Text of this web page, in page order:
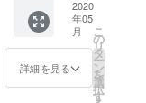
コー
ヒー豆
をご用
すの
で、絶
場合、
途中で
が変更
になる
して
は、別
途メー
案内し
ます。
備考欄
にお願
いしま
す。指
定がな
初心者
向けに
考えら
れた座
学と実
む、3時
リング
サービ
スしま
す。 交
通費は
別とな
2020
年05
月
詳細を見る
こ
の
リ
タ
ー
ン
を
選
択
す